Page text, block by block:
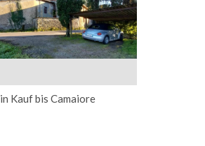
in Kauf bis Camaiore